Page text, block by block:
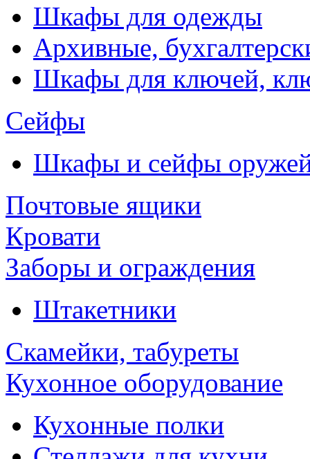
Шкафы для одежды
Архивные,
Шкафы для ключей,
Сейфы
Шкафы и сейфы
Почтовые ящики
Кровати
Заборы и ограждения
Штакетники
Скамейки, табуреты
Кухонное оборудование
Кухонные полки